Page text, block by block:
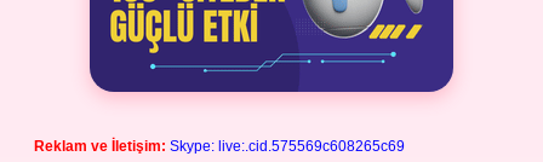
Reklam ve İletişim: Skype: live:.cid.575569c608265c69